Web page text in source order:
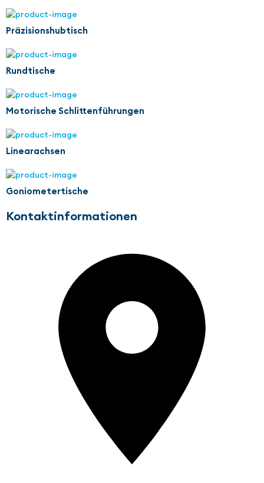
Präzisionshubtisch
Rundtische
Motorische Schlittenführungen
Linearachsen
Goniometertische
Kontaktinformationen